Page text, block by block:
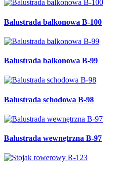
Balustrada balkonowa B-100
Balustrada balkonowa B-99
Balustrada schodowa B-98
Balustrada wewnętrzna B-97